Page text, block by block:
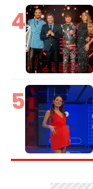
4
5